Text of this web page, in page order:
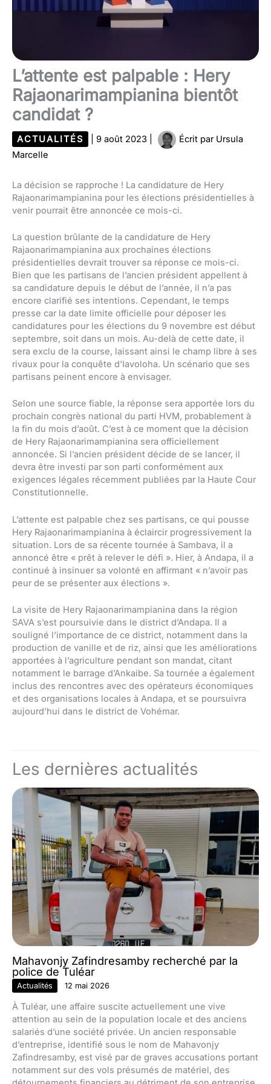
L’attente est palpable : Hery
Rajaonarimampianina bientôt
candidat ?
ACTUALITÉS 9 août 2023 Écrit par Ursula
Marcelle
La décision se rapproche ! La candidature de Hery
Rajaonarimampianina pour les élections présidentielles à
venir pourrait être annoncée ce mois-ci.
La question brûlante de la candidature de Hery
Rajaonarimampianina aux prochaines élections
présidentielles devrait trouver sa réponse ce mois-ci.
Bien que les partisans de l’ancien président appellent à
sa candidature depuis le début de l’année, il n’a pas
encore clarifié ses intentions. Cependant, le temps
presse car la date limite officielle pour déposer les
candidatures pour les élections du 9 novembre est début
septembre, soit dans un mois. Au-delà de cette date, il
sera exclu de la course, laissant ainsi le champ libre à ses
rivaux pour la conquête d’Iavoloha. Un scénario que ses
partisans peinent encore à envisager.
Selon une source fiable, la réponse sera apportée lors du
prochain congrès national du parti HVM, probablement à
la fin du mois d’août. C’est à ce moment que la décision
de Hery Rajaonarimampianina sera officiellement
annoncée. Si l’ancien président décide de se lancer, il
devra être investi par son parti conformément aux
exigences légales récemment publiées par la Haute Cour
Constitutionnelle.
L’attente est palpable chez ses partisans, ce qui pousse
Hery Rajaonarimampianina à éclaircir progressivement la
situation. Lors de sa récente tournée à Sambava, il a
annoncé être « prêt à relever le défi ». Hier, à Andapa, il a
continué à insinuer sa volonté en affirmant « n’avoir pas
peur de se présenter aux élections ».
La visite de Hery Rajaonarimampianina dans la région
SAVA s’est poursuivie dans le district d’Andapa. Il a
souligné l’importance de ce district, notamment dans la
production de vanille et de riz, ainsi que les améliorations
apportées à l’agriculture pendant son mandat, citant
notamment le barrage d’Ankaibe. Sa tournée a également
inclus des rencontres avec des opérateurs économiques
et des organisations locales à Andapa, et se poursuivra
aujourd’hui dans le district de Vohémar.
Les dernières actualités
Mahavonjy Zafindresamby recherché par la
police de Tuléar
Actualités 12 mai 2026
À Tuléar, une affaire suscite actuellement une vive
attention au sein de la population locale et des anciens
salariés d’une société privée. Un ancien responsable
d’entreprise, identifié sous le nom de Mahavonjy
Zafindresamby, est visé par de graves accusations portant
notamment sur des vols présumés de matériel, des